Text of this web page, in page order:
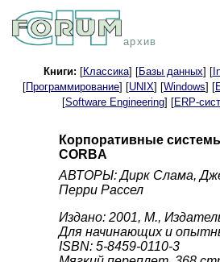
архив
Книги: [Классика] [Базы данных] [
[Программирование] [UNIX] [Windows] [
[Software Engineering] [ERP-
Корпоративные
CORBA
АВТОРЫ: Дирк Слама,
Перри Рассел
Издано: 2001, М.,
Для начинающих и
ISBN: 5-8459-0110-3